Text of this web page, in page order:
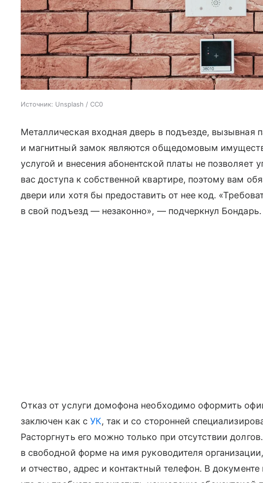
Источник: Unsplash / CC0
Металлическая входная дверь в подъезде, вызывная
и магнитный замок являются общедомовым
услугой и внесения абонентской платы не
вас доступа к собственной квартире, поэтому вам
двери или хотя бы предоставить от нее код.
в свой подъезд — незаконно», — подчеркнул Бондарь.
Отказ от услуги домофона необходимо оформить
заключен как с УК, так и со сторонней
Расторгнуть его можно только при отсутствии
в свободной форме на имя руководителя
и отчество, адрес и контактный телефон. В